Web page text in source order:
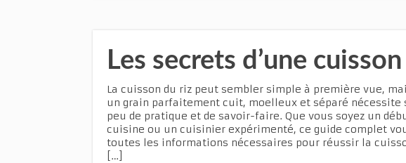
Les secrets d’une
La cuisson du riz peut sembler simple à première vue,
un grain parfaitement cuit, moelleux et séparé nécessite
peu de pratique et de savoir-faire. Que vous soyez un
cuisine ou un cuisinier expérimenté, ce guide complet
toutes les informations nécessaires pour réussir la
[…]